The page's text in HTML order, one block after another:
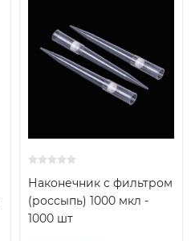
Наконечник с фильтром
(россыпь) 1000 мкл -
1000 шт